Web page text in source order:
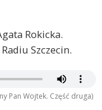
Rokicka.
Szczecin.
Pan Wojtek. Część druga)